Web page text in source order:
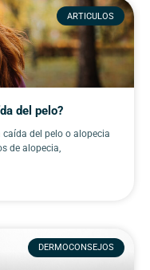
ARTICULOS
del pelo?
caída del pelo o alopecia
de alopecia,
DERMOCONSEJOS